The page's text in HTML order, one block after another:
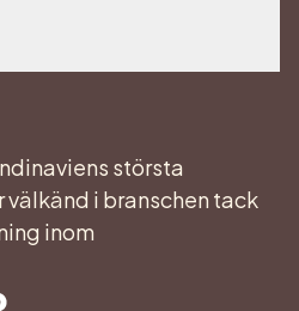
största
i branschen tack
inom